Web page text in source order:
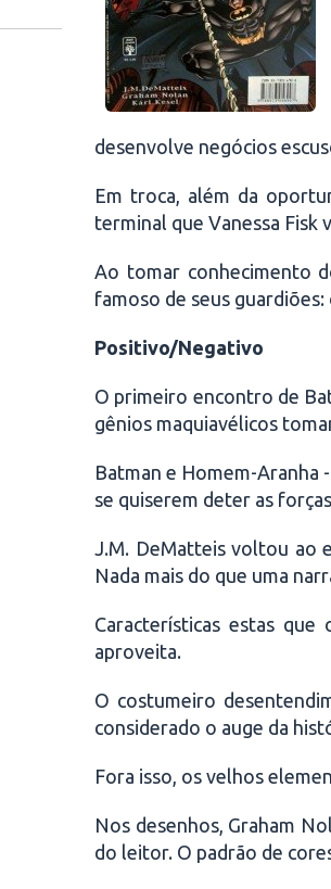
desenvolve negócios
Em troca, além da
terminal que Vanessa
Ao tomar conhecimento
famoso de seus
Positivo/Negativo
O primeiro encontro de
gênios maquiavélicos
Batman e Homem-Aranha
se quiserem deter as
J.M. DeMatteis voltou ao
Nada mais do que uma
Características estas
aproveita.
O costumeiro
considerado o auge da
Fora isso, os velhos
Nos desenhos, Graham
do leitor. O padrão de